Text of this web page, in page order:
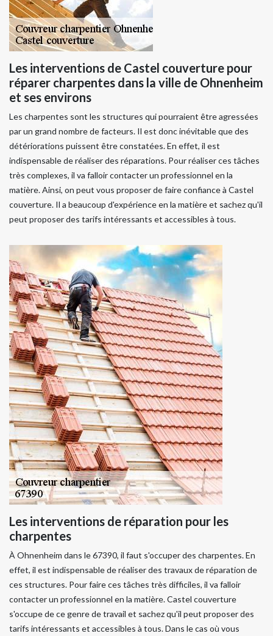
Les interventions de Castel couverture pour
réparer charpentes dans la ville de Ohnenheim
et ses environs
Les charpentes sont les structures qui pourraient être agressées
par un grand nombre de facteurs. Il est donc inévitable que des
détériorations puissent être constatées. En effet, il est
indispensable de réaliser des réparations. Pour réaliser ces tâches
très complexes, il va falloir contacter un professionnel en la
matière. Ainsi, on peut vous proposer de faire confiance à Castel
couverture. Il a beaucoup d'expérience en la matière et sachez qu'il
peut proposer des tarifs intéressants et accessibles à tous.
Les interventions de réparation pour les
charpentes
À Ohnenheim dans le 67390, il faut s'occuper des charpentes. En
effet, il est indispensable de réaliser des travaux de réparation de
ces structures. Pour faire ces tâches très difficiles, il va falloir
contacter un professionnel en la matière. Castel couverture
s'occupe de ce genre de travail et sachez qu'il peut proposer des
tarifs intéressants et accessibles à tous. Dans le cas où vous